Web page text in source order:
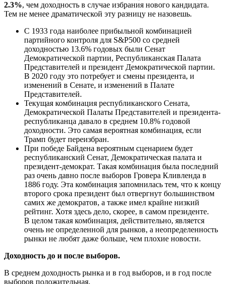
2.3%, чем доходность в случае избрания нового кандидата.
Тем не менее драматической эту разницу не назовешь.
С 1933 года наиболее прибыльной комбинацией
партийного контроля для S&P500 со средней
доходностью 13.6% годовых были Сенат
Демократической партии, Республиканская Палата
Представителей и президент Демократической партии.
В 2020 году это потребует и смены президента, и
изменений в Сенате, и изменений в Палате
Представителей.
Текущая комбинация республиканского Сената,
Демократической Палаты Представителей и президента-
республиканца давало в среднем 10.8% годовой
доходности. Это самая вероятная комбинация, если
Трамп будет переизбран.
При победе Байдена вероятным сценарием будет
республиканский Сенат, Демократическая палата и
президент-демократ. Такая комбинация была последний
раз очень давно после выборов Гровера Кливленда в
1886 году. Эта комбинация запомнилась тем, что к концу
второго срока президент был отвергнут большинством
самих же демократов, а также имел крайне низкий
рейтинг. Хотя здесь дело, скорее, в самом президенте.
В целом такая комбинация, действительно, является
очень не определенной для рынков, а неопределенность
рынки не любят даже больше, чем плохие новости.
Доходность до и после выборов.
В среднем доходность рынка и в год выборов, и в год после
выборов положительная.